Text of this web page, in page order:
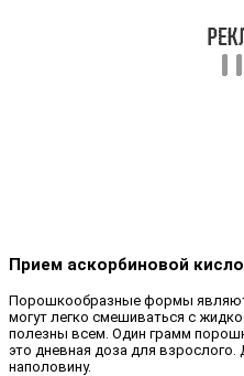
Прием аскорбиновой
Порошкообразные формы
могут легко смешиваться с
полезны всем. Один грамм
это дневная доза для взрослого.
наполовину.